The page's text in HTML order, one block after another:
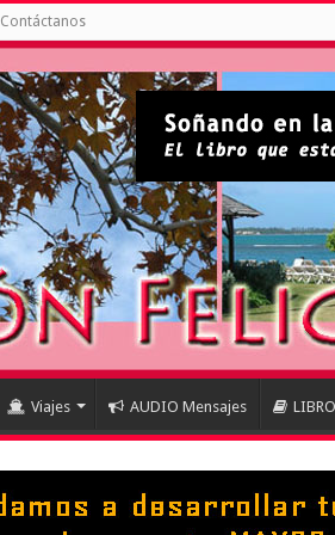
Contáctanos
Viajes AUDIO Mensajes